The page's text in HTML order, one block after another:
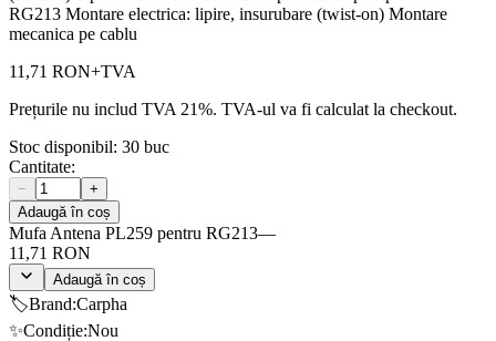
RG213 Montare electrica: lipire, insurubare (twist-on) Montare
mecanica pe cablu
11,71 RON+TVA
Prețurile nu includ TVA 21%. TVA-ul va fi calculat la checkout.
Stoc disponibil: 30 buc
Cantitate:
−
+
Adaugă în coș
Mufa Antena PL259 pentru RG213—
11,71 RON
Adaugă în coș
🏷️Brand:Carpha
✨Condiție:Nou